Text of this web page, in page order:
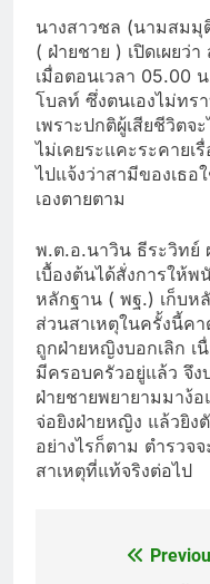
นางสาวชล (นามสมมุ
( ฝ่ายชาย ) เปิดเผยว่
เมื่อตอนเวลา 05.00
โบลท์ ซึ่งตนเองไม่ทร
เพราะปกติผู้เสียชีวิต
ไม่เคยระแคะระคาย
ไปแจ้งว่าสามีของเธ
เองตายตาม
พ.ต.อ.นาวิน ธีระวิทย์
เบื้องต้นได้สั่งการให้
หลักฐาน ( พฐ.) เก็บห
ส่วนสาเหตุในครั้งนี้คา
ถูกฝ่ายหญิงบอกเลิก เ
มีครอบครัวอยู่แล้ว จึ
ฝ่ายชายพยายามมาง้
จ่อยิงฝ่ายหญิง แล้วยิง
อย่างไรก็ตาม ตำรวจ
สาเหตุที่แท้จริงต่อไป